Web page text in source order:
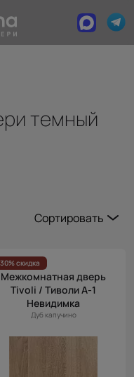
темный
Сортировать
Цена
(возр.)
Цена (убыв.)
Cначала
новинки
скидки
скидка
Межкомнатная дверь
Tivoli / Тиволи А-1
Невидимка
Дуб капучино